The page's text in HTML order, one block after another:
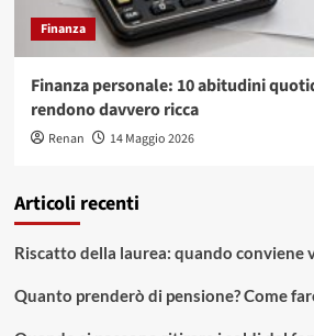
Finanza
Finanza personale: 10 abitudini
rendono davvero ricca
Renan 14 Maggio 2026
Articoli recenti
Riscatto della laurea: quando conviene
Quanto prenderò di pensione? Come